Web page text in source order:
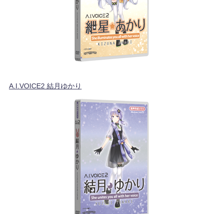
A.I.VOICE2 結月ゆかり